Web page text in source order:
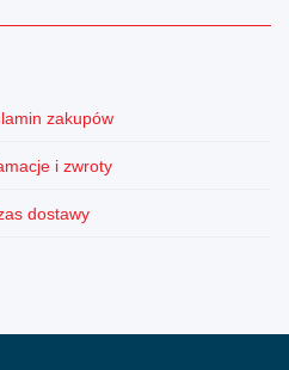
zakupów
i zwroty
dostawy